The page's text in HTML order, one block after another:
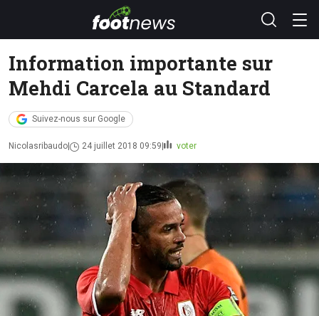
Information importante sur
Mehdi Carcela au Standard
Suivez-nous sur Google
Nicolasribaudo 24 juillet 2018 09:59 voter